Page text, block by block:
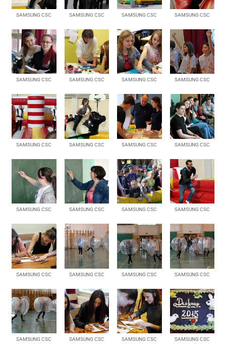
SAMSUNG CSC SAMSUNG CSC SAMSUNG CSC SAMSUNG CSC
SAMSUNG CSC SAMSUNG CSC SAMSUNG CSC SAMSUNG CSC
SAMSUNG CSC SAMSUNG CSC SAMSUNG CSC SAMSUNG CSC
SAMSUNG CSC SAMSUNG CSC SAMSUNG CSC SAMSUNG CSC
SAMSUNG CSC SAMSUNG CSC SAMSUNG CSC SAMSUNG CSC
SAMSUNG CSC SAMSUNG CSC SAMSUNG CSC SAMSUNG CSC